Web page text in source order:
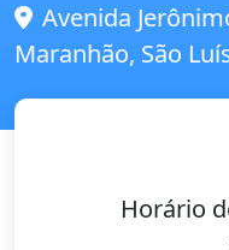
Avenida
Maranhão, São
Horário